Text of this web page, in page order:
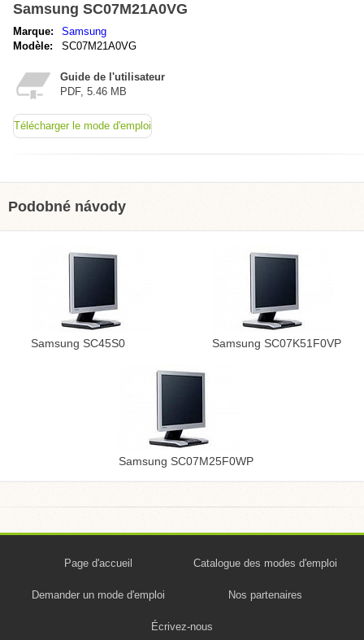
Samsung SC07M21A0VG
Marque:
Samsung
Modèle:
SC07M21A0VG
Guide de l'utilisateur
PDF, 5.46 MB
Télécharger le mode d'emploi
Podobné návody
Samsung SC45S0 Samsung SC07K51F0VP
Samsung SC07M25F0WP
Page d'accueil Catalogue des modes d'emploi
Demander un mode d'emploi Nos partenaires
Écrivez-nous